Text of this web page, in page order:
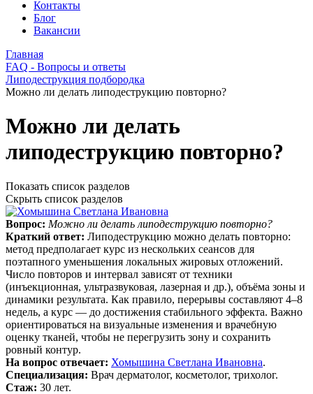
Контакты
Блог
Вакансии
Главная
FAQ - Вопросы и ответы
Липодеструкция подбородка
Можно ли делать липодеструкцию повторно?
Можно ли делать
липодеструкцию повторно?
Показать список разделов
Скрыть список разделов
Вопрос: Можно ли делать липодеструкцию повторно?
Краткий ответ: Липодеструкцию можно делать повторно:
метод предполагает курс из нескольких сеансов для
поэтапного уменьшения локальных жировых отложений.
Число повторов и интервал зависят от техники
(инъекционная, ультразвуковая, лазерная и др.), объёма зоны и
динамики результата. Как правило, перерывы составляют 4–8
недель, а курс — до достижения стабильного эффекта. Важно
ориентироваться на визуальные изменения и врачебную
оценку тканей, чтобы не перегрузить зону и сохранить
ровный контур.
На вопрос отвечает: Хомышина Светлана Ивановна.
Специализация: Врач дерматолог, косметолог, трихолог.
Стаж: 30 лет.